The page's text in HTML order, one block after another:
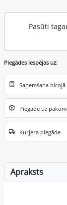
Pasūti
Piegādes iespējas uz:
Saņemšana birojā
Piegāde uz
Kurjera piegāde
Apraksts